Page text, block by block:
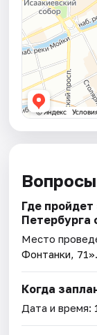
Где
Петербурга
Место
Фонтанки, 71»
Когда
Дата и время: